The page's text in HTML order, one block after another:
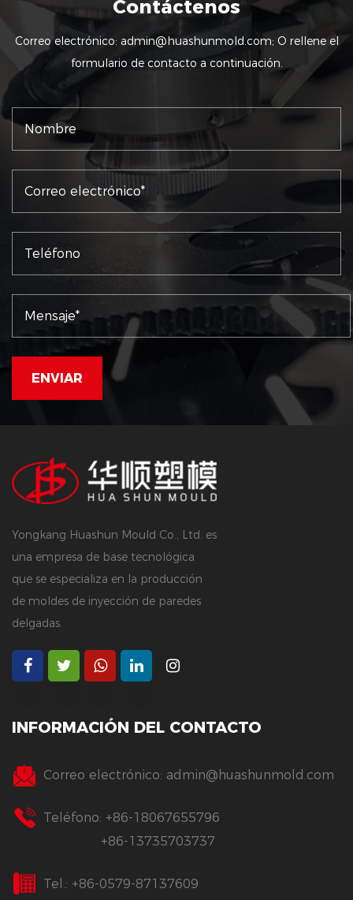
Contáctenos
Correo electrónico: admin@huashunmold.com; O rellene el
formulario de contacto a continuación.
Yongkang Huashun Mould Co., Ltd. es
una empresa de base tecnológica
que se especializa en la producción
de moldes de inyección de paredes
delgadas.
INFORMACIÓN DEL CONTACTO
Correo electrónico: admin@huashunmold.com
Teléfono: +86-18067655796
+86-13735703737
Tel.: +86-0579-87137609